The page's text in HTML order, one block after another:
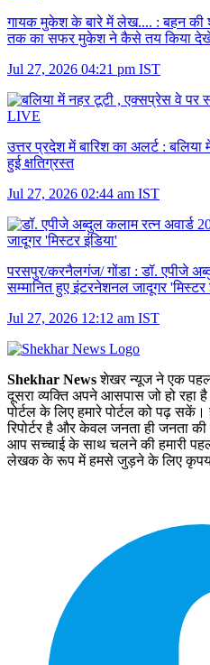
गायक मुकेश के बारे में लेख.... : बहन की
तक का सफर मुकेश ने कैसे तय किया
Jul 27, 2026 04:21 pm IST
LIVE
उत्तर प्रदेश में बारिश का अलर्ट : बलिया
हुई क्षतिग्रस्त
Jul 27, 2026 02:44 am IST
परसपुर/करनैलगंज/ गोंडा : डॉ. एपीजे
सम्मानित हुए इंटरनेशनल जादूगर 'मिस्टर
Jul 27, 2026 12:12 am IST
Shekhar Newsशेखर न्‍यूज ने एक
दूसरा व्‍यक्ति अपने आसपास जो हो रहा
पोर्टल के लिए हमारे पोर्टल को पढ़
रिपोर्टर है और केवल जनता ही जनता
आप सच्चाई के साथ चलने की हमारी
लेखक के रूप में हमसे जुड़ने के लिए